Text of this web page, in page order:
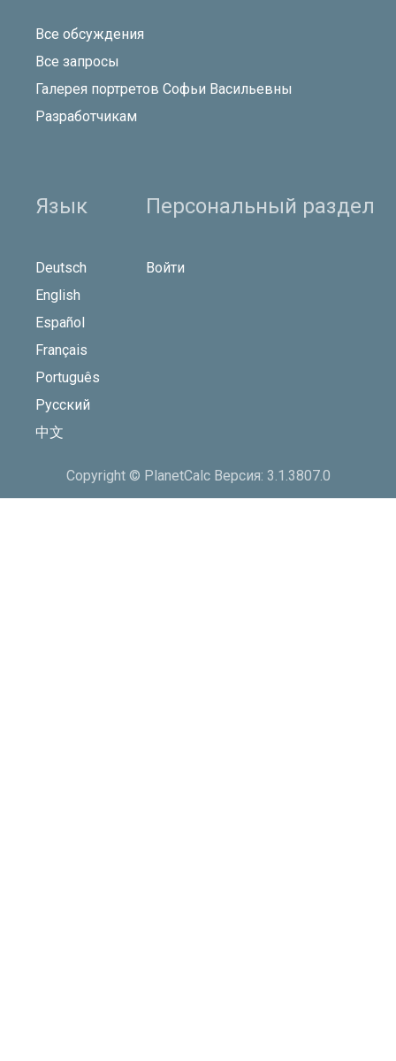
Все обсуждения
Все запросы
Галерея портретов Софьи Васильевны
Разработчикам
Язык
Deutsch
English
Español
Français
Português
Русский
中文
Персональный раздел
Войти
Copyright © PlanetCalc Версия: 3.1.3807.0